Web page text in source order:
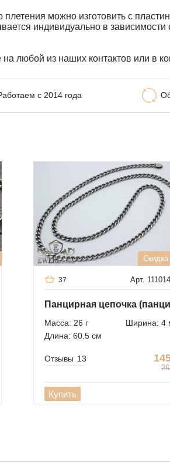
можно изготовить с
индивидуально в
любой из наших контактов или в
с 2014 года
Скидка
Арт.
37
Масса: 26 г
Ширина: 4
Длина: 60.5 см
Отзывы 13
Купить